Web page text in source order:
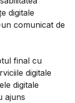
digitale
comunicat de
final cu
digitale
digitale
ajuns